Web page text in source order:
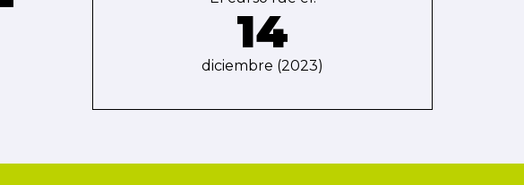
14
diciembre (2023)